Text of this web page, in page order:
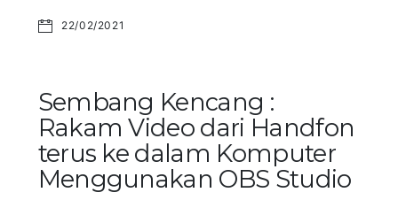
22/02/2021
Sembang Kencang :
Rakam Video dari Handfon
terus ke dalam Komputer
Menggunakan OBS Studio